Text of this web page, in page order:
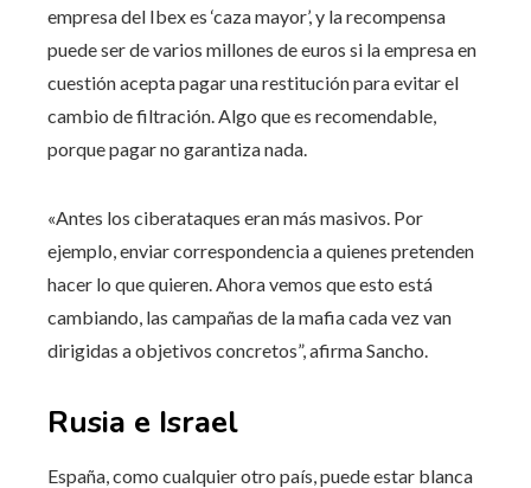
empresa del Ibex es ‘caza mayor’, y la recompensa
puede ser de varios millones de euros si la empresa en
cuestión acepta pagar una restitución para evitar el
cambio de filtración. Algo que es recomendable,
porque pagar no garantiza nada.
«Antes los ciberataques eran más masivos. Por
ejemplo, enviar correspondencia a quienes pretenden
hacer lo que quieren. Ahora vemos que esto está
cambiando, las campañas de la mafia cada vez van
dirigidas a objetivos concretos”, afirma Sancho.
Rusia e Israel
España, como cualquier otro país, puede estar blanca